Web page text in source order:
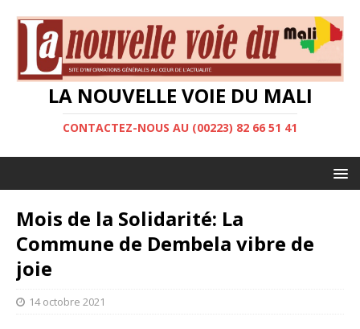
LA NOUVELLE VOIE DU MALI
CONTACTEZ-NOUS AU (00223) 82 66 51 41
Mois de la Solidarité: La
Commune de Dembela vibre de
joie
14 octobre 2021